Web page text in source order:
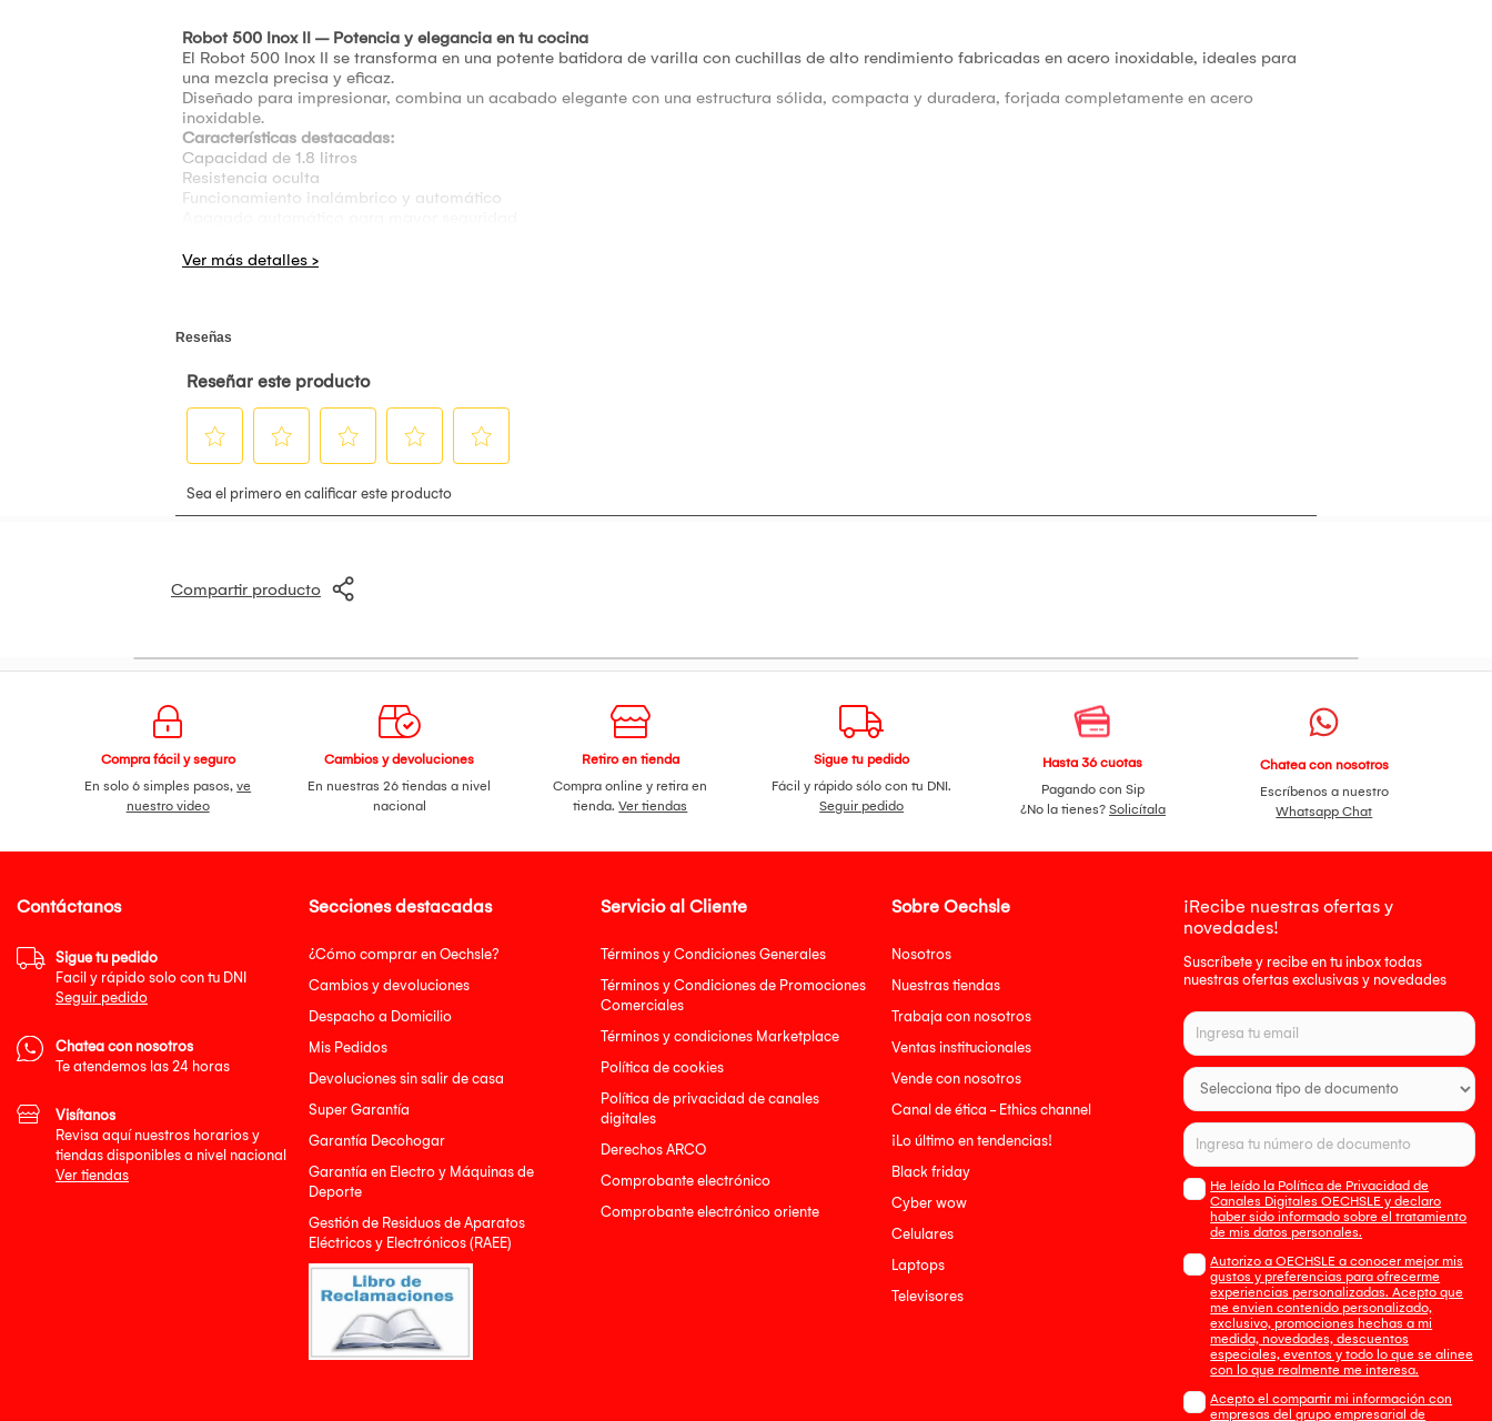
Robot 500 Inox II – Potencia y elegancia en tu cocina
El Robot 500 Inox II se transforma en una potente batidora de varilla con cuchillas de alto rendimiento fabricadas en acero inoxidable, ideales para
una mezcla precisa y eficaz.
Diseñado para impresionar, combina un acabado elegante con una estructura sólida, compacta y duradera, forjada completamente en acero
inoxidable.
Características destacadas:
Capacidad de 1.8 litros
Resistencia oculta
Funcionamiento inalámbrico y automático
Acabado profesional en acero inoxidable
Compartir producto
Compra fácil y seguro
En solo 6 simples pasos,ve
nuestro video
Cambios y devoluciones
En nuestras 26 tiendas a nivel
nacional
Retiro en tienda
Compra online y retira en
tienda.Ver tiendas
Sigue tu pedido
Fácil y rápido sólo con tu DNI.
Seguir pedido
Hasta 36 cuotas
Pagando con Sip
¿No la tienes? Solicítala
Chatea con nosotros
Escríbenos a nuestro
Whatsapp Chat
Secciones destacadas
¿Cómo comprar en Oechsle?
Cambios y devoluciones
Despacho a Domicilio
Mis Pedidos
Devoluciones sin salir de casa
Super Garantía
Garantía Decohogar
Garantía en Electro y Máquinas de
Deporte
Gestión de Residuos de Aparatos
Eléctricos y Electrónicos (RAEE)
Servicio al Cliente
Términos y Condiciones Generales
Términos y Condiciones de Promociones
Comerciales
Términos y condiciones Marketplace
Política de cookies
Política de privacidad de canales
digitales
Derechos ARCO
Comprobante electrónico
Comprobante electrónico oriente
Sobre Oechsle
Nosotros
Nuestras tiendas
Trabaja con nosotros
Ventas institucionales
Vende con nosotros
Canal de ética - Ethics channel
¡Lo último en tendencias!
Black friday
Cyber wow
Celulares
Laptops
Televisores
¡Recibe nuestras ofertas y
novedades!
Suscríbete y recibe en tu inbox todas
nuestras ofertas exclusivas y novedades
He leído la Política de Privacidad de
Canales Digitales OECHSLE y declaro
haber sido informado sobre el tratamiento
de mis datos personales.
Autorizo a OECHSLE a conocer mejor mis
gustos y preferencias para ofrecerme
experiencias personalizadas. Acepto que
me envien contenido personalizado,
exclusivo, promociones hechas a mi
medida, novedades, descuentos
especiales, eventos y todo lo que se alinee
con lo que realmente me interesa.
Acepto el compartir mi información con
empresas del grupo empresarial de
Contáctanos
Sigue tu pedido
Facil y rápido solo con tu DNI
Seguir pedido
Chatea con nosotros
Te atendemos las 24 horas
Visítanos
Revisa aquí nuestros horarios y
tiendas disponibles a nivel nacional
Ver tiendas